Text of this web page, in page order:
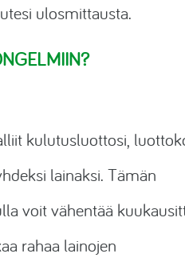
ulosmittausta.
kulutusluottosi,
lainaksi. Tämän
voit vähentää
rahaa lainojen